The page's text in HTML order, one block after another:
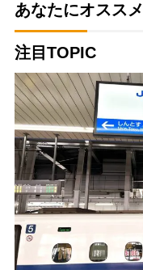
あなたにオススメ
注目TOPIC